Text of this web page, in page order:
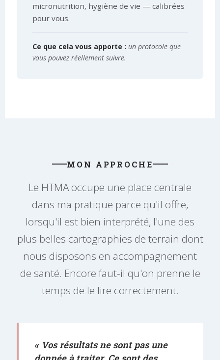
micronutrition, hygiène de vie — calibrées
pour vous.
Ce que cela vous apporte : un protocole que
vous pouvez réellement suivre.
MON APPROCHE
Le HTMA occupe une place centrale
dans ma pratique parce qu'il offre,
lorsqu'il est bien interprété, l'une des
plus belles cartographies de terrain dont
nous disposons en accompagnement
de santé. Encore faut-il qu'on prenne le
temps de le lire correctement.
« Vos résultats ne sont pas une